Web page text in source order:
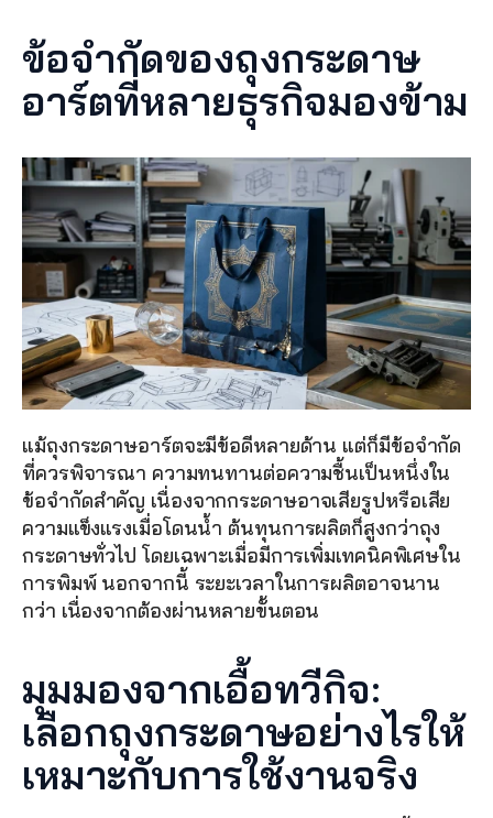
ข้อจำกัดของถุงกระดาษ
อาร์ตที่หลายธุรกิจมองข้าม
แม้ถุงกระดาษอาร์ตจะมีข้อดีหลายด้าน แต่ก็มีข้อจำกัด
ที่ควรพิจารณา ความทนทานต่อความชื้นเป็นหนึ่งใน
ข้อจำกัดสำคัญ เนื่องจากกระดาษอาจเสียรูปหรือเสีย
ความแข็งแรงเมื่อโดนน้ำ ต้นทุนการผลิตก็สูงกว่าถุง
กระดาษทั่วไป โดยเฉพาะเมื่อมีการเพิ่มเทคนิคพิเศษใน
การพิมพ์ นอกจากนี้ ระยะเวลาในการผลิตอาจนาน
กว่า เนื่องจากต้องผ่านหลายขั้นตอน
มุมมองจากเอื้อทวีกิจ:
เลือกถุงกระดาษอย่างไรให้
เหมาะกับการใช้งานจริง